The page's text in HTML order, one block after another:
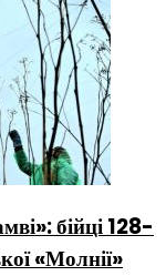
бійці 128-
«Молнії»